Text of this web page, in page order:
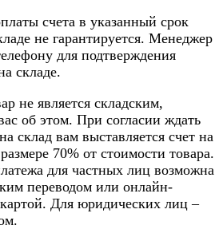
счета в указанный срок
не гарантируется. Менеджер
для подтверждения
складе.
не является складским,
об этом. При согласии ждать
склад вам выставляется счет на
70% от стоимости товара.
для частных лиц возможна
переводом или онлайн-
Для юридических лиц –